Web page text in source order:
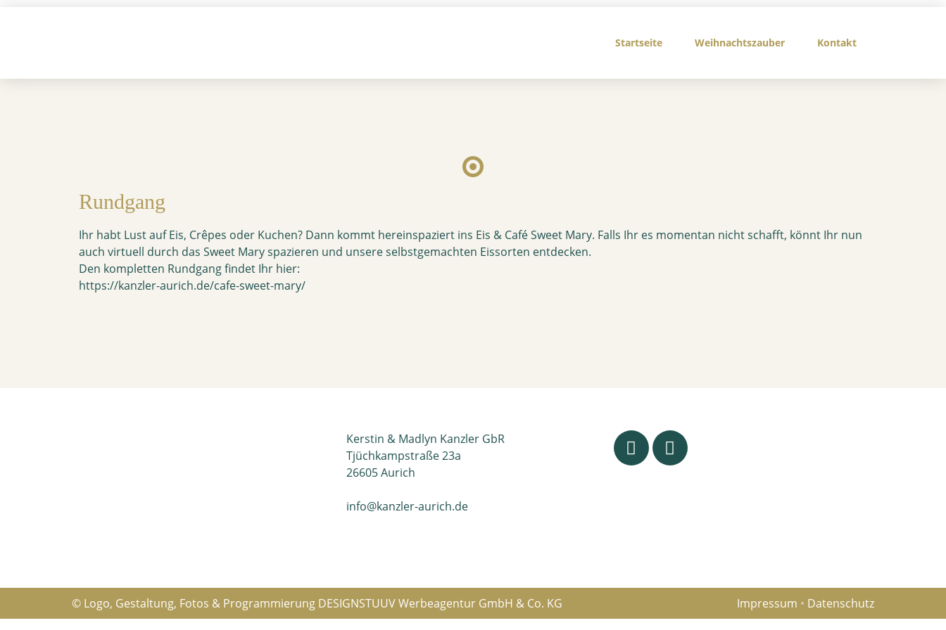
Startseite Weihnachtszauber Kontakt
Rundgang
Ihr habt Lust auf Eis, Crêpes oder Kuchen? Dann kommt hereinspaziert ins Eis & Café Sweet Mary. Falls Ihr es momentan nicht schafft, könnt Ihr nun
auch virtuell durch das Sweet Mary spazieren und unsere selbstgemachten Eissorten entdecken.
Den kompletten Rundgang findet Ihr hier:
https://kanzler-aurich.de/cafe-sweet-mary/
Kerstin & Madlyn Kanzler GbR
Tjüchkampstraße 23a
26605 Aurich
info@kanzler-aurich.de
© Logo, Gestaltung, Fotos & Programmierung DESIGNSTUUV Werbeagentur GmbH & Co. KG Impressum • Datenschutz